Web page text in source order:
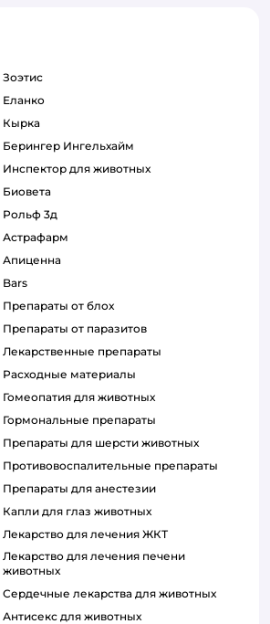
Зоэтис
Еланко
Кырка
Берингер Ингельхайм
Инспектор для животных
Биовета
Рольф 3д
Астрафарм
Апиценна
Bars
Препараты от блох
Препараты от паразитов
Лекарственные препараты
Расходные материалы
Гомеопатия для животных
Гормональные препараты
Препараты для шерсти животных
Противовоспалительные препараты
Препараты для анестезии
Капли для глаз животных
Лекарство для лечения ЖКТ
Лекарство для лечения печени
животных
Сердечные лекарства для животных
Антисекс для животных